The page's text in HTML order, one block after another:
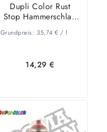
Dupli Color Rust
Stop Hammerschlag
Grundpreis: 35,74 €/ l
14,29€